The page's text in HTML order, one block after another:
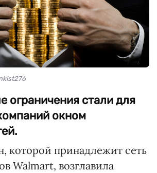
ограничения стали для
окном
которой принадлежит сеть
Walmart, возглавила